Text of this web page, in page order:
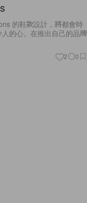
的鞋款設計，將都會時
的心。在推出自己的品牌
2 0